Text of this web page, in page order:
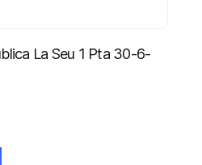
La Seu 1 Pta 30-6-